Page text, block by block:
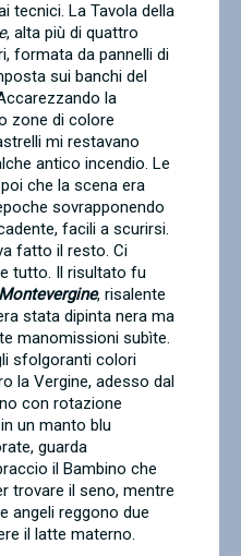
tecnici. La Tavola della
, alta più di quattro
formata da pannelli di
sui banchi del
la
zone di colore
mi restavano
antico incendio. Le
che la scena era
sovrapponendo
facili a scurirsi.
fatto il resto. Ci
tutto. Il risultato fu
, risalente
stata dipinta nera ma
manomissioni subìte.
sfolgoranti colori
la Vergine, adesso dal
con rotazione
un manto blu
guarda
il Bambino che
trovare il seno, mentre
angeli reggono due
il latte materno.